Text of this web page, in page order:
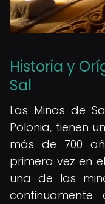
Historia y
Sal
Las Minas de
Polonia, tienen
más de 700
primera vez en
una de las